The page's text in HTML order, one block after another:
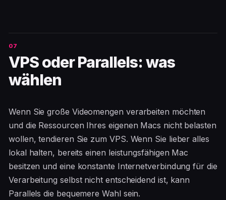
VPS oder Parallels: was
wählen
Wenn Sie große Videomengen verarbeiten möchten
und die Ressourcen Ihres eigenen Macs nicht belasten
wollen, tendieren Sie zum VPS. Wenn Sie lieber alles
lokal halten, bereits einen leistungsfähigen Mac
besitzen und eine konstante Internetverbindung für die
Verarbeitung selbst nicht entscheidend ist, kann
Parallels die bequemere Wahl sein.